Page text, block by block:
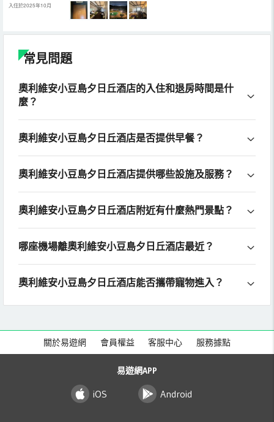
入住於2025年10月
常見問題
奧利維安小豆島夕日丘酒店的入住和退房時間是什
麼？
奧利維安小豆島夕日丘酒店是否提供早餐？
奧利維安小豆島夕日丘酒店提供哪些設施及服務？
奧利維安小豆島夕日丘酒店附近有什麼熱門景點？
哪座機場離奧利維安小豆島夕日丘酒店最近？
奧利維安小豆島夕日丘酒店能否攜帶寵物進入？
關於易遊網 會員權益 客服中心 服務據點
易遊網APP
iOS Android